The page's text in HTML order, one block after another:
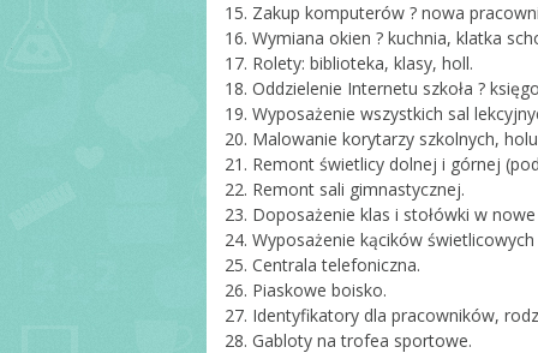
15. Zakup komputerów ? nowa
16. Wymiana okien ? kuchnia, klatka
17. Rolety: biblioteka, klasy, holl.
18. Oddzielenie Internetu szkoła ?
19. Wyposażenie wszystkich sal
20. Malowanie korytarzy szkolnych,
21. Remont świetlicy dolnej i górnej
22. Remont sali gimnastycznej.
23. Doposażenie klas i stołówki w
24. Wyposażenie kącików
25. Centrala telefoniczna.
26. Piaskowe boisko.
27. Identyfikatory dla pracowników,
28. Gabloty na trofea sportowe.